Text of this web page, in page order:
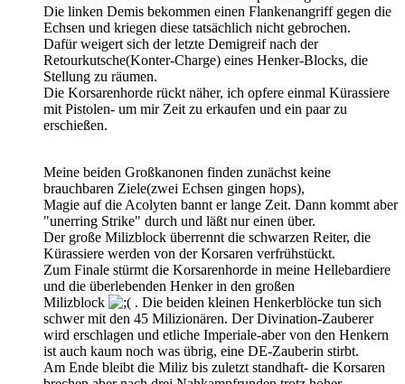
Die linken Demis bekommen einen Flankenangriff gegen die
Echsen und kriegen diese tatsächlich nicht gebrochen.
Dafür weigert sich der letzte Demigreif nach der
Retourkutsche(Konter-Charge) eines Henker-Blocks, die
Stellung zu räumen.
Die Korsarenhorde rückt näher, ich opfere einmal Kürassiere
mit Pistolen- um mir Zeit zu erkaufen und ein paar zu
erschießen.
Meine beiden Großkanonen finden zunächst keine
brauchbaren Ziele(zwei Echsen gingen hops),
Magie auf die Acolyten bannt er lange Zeit. Dann kommt aber
"unerring Strike" durch und läßt nur einen über.
Der große Milizblock überrennt die schwarzen Reiter, die
Kürassiere werden von der Korsaren verfrühstückt.
Zum Finale stürmt die Korsarenhorde in meine Hellebardiere
und die überlebenden Henker in den großen
Milizblock
. Die beiden kleinen Henkerblöcke tun sich
schwer mit den 45 Milizionären. Der Divination-Zauberer
wird erschlagen und etliche Imperiale-aber von den Henkern
ist auch kaum noch was übrig, eine DE-Zauberin stirbt.
Am Ende bleibt die Miliz bis zuletzt standhaft- die Korsaren